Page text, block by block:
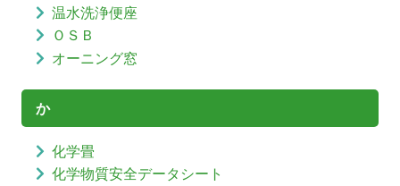
温水洗浄便座
ＯＳＢ
オーニング窓
か
化学畳
化学物質安全データシート